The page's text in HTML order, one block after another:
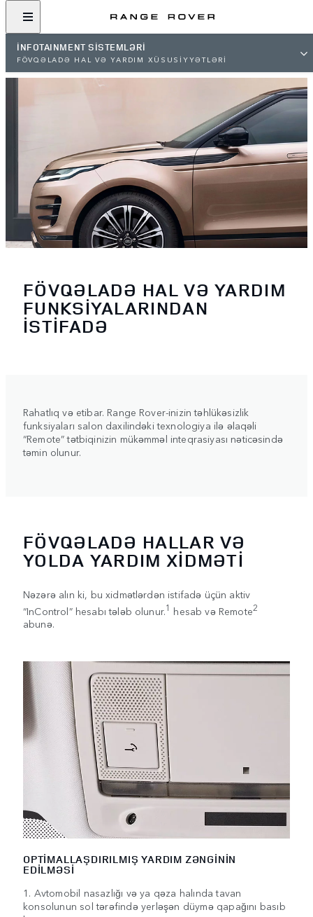
İNFOTAINMENT SİSTEMLƏRİ
FÖVQƏLADƏ HAL VƏ YARDIM XÜSUSİYYƏTLƏRİ
FÖVQƏLADƏ HAL VƏ YARDIM
FUNKSİYALARINDAN
İSTİFADƏ
Rahatlıq və etibar. Range Rover-inizin təhlükəsizlik
funksiyaları salon daxilindəki texnologiya ilə əlaqəli
“Remote” tətbiqinizin mükəmməl inteqrasiyası nəticəsində
təmin olunur.
FÖVQƏLADƏ HALLAR VƏ
YOLDA YARDIM XİDMƏTİ
Nəzərə alın ki, bu xidmətlərdən istifadə üçün aktiv
“InControl” hesabı tələb olunur.1 hesab və Remote2
abunə.
OPTİMALLAŞDIRILMIŞ YARDIM ZƏNGİNİN
EDİLMƏSİ
1. Avtomobil nasazlığı və ya qəza halında tavan
konsolunun sol tərəfində yerləşən düymə qapağını basıb